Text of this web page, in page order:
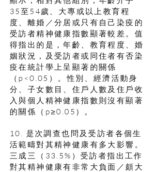
35至54歲、大專或以上教育程
度、離婚／分居或只有自己染疫的
受訪者精神健康指數顯著較差。值
得指出的是，年齡、教育程度、婚
姻狀況，及受訪者或同住者有否染
疫在統計學上呈顯著的關係
（p<0.05）。性別、經濟活動身
分、子女數目、住戶人數及住戶收
入與個人精神健康指數則沒有顯著
的關係（p≥0.05）。
10. 是次調查也問及受訪者各個生
活範疇對其精神健康有多大影響。
三成三（33.5%）受訪者指出工作
對其精神健康有非常大負面／頗大